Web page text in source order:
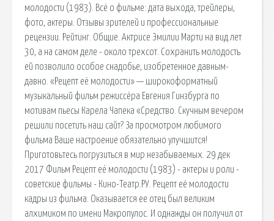
молодости (1983). Всё о фильме: дата выхода, трейлеры,
фото, актеры. Отзывы зрителей и профессиональные
рецензии. Рейтинг. Общие. Актрисе Эмилии Марти на вид лет
30, а на самом деле - около трехсот. Сохранить молодость
ей позволило особое снадобье, изобретенное давным-
давно. «Рецепт её молодости» — широкоформатный
музыкальный фильм режиссёра Евгения Гинзбурга по
мотивам пьесы Карела Чапека «Средство. Скучным вечером
решили посетить наш сайт? За просмотром любимого
фильма Ваше настроение обязательно улучшится!
Приготовьтесь погрузиться в мир незабываемых. 29 дек
2017 Фильм Рецепт её молодости (1983) - актеры и роли -
советские фильмы - Кино-Театр.РУ. Рецепт её молодости
кадры из фильма. Оказывается ее отец был великим
алхимиком по имени Макропулос. И однажды он получил от